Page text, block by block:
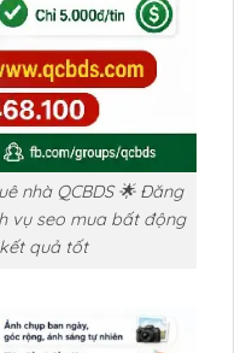
nhà QCBDS 🌟 Đăng
vụ seo mua bất động
quả tốt